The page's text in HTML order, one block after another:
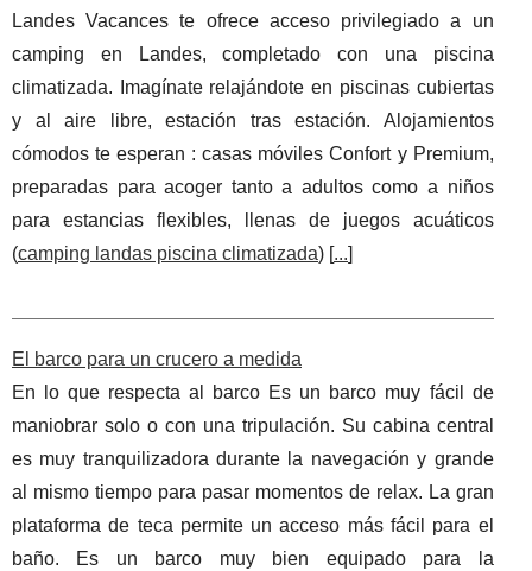
Landes Vacances te ofrece acceso privilegiado a un
camping en Landes, completado con una piscina
climatizada. Imagínate relajándote en piscinas cubiertas
y al aire libre, estación tras estación. Alojamientos
cómodos te esperan : casas móviles Confort y Premium,
preparadas para acoger tanto a adultos como a niños
para estancias flexibles, llenas de juegos acuáticos
(camping landas piscina climatizada) [ ...
El barco para un crucero a medida
En lo que respecta al barco Es un barco muy fácil de
maniobrar solo o con una tripulación. Su cabina central
es muy tranquilizadora durante la navegación y grande
al mismo tiempo para pasar momentos de relax. La gran
plataforma de teca permite un acceso más fácil para el
baño. Es un barco muy bien equipado para la